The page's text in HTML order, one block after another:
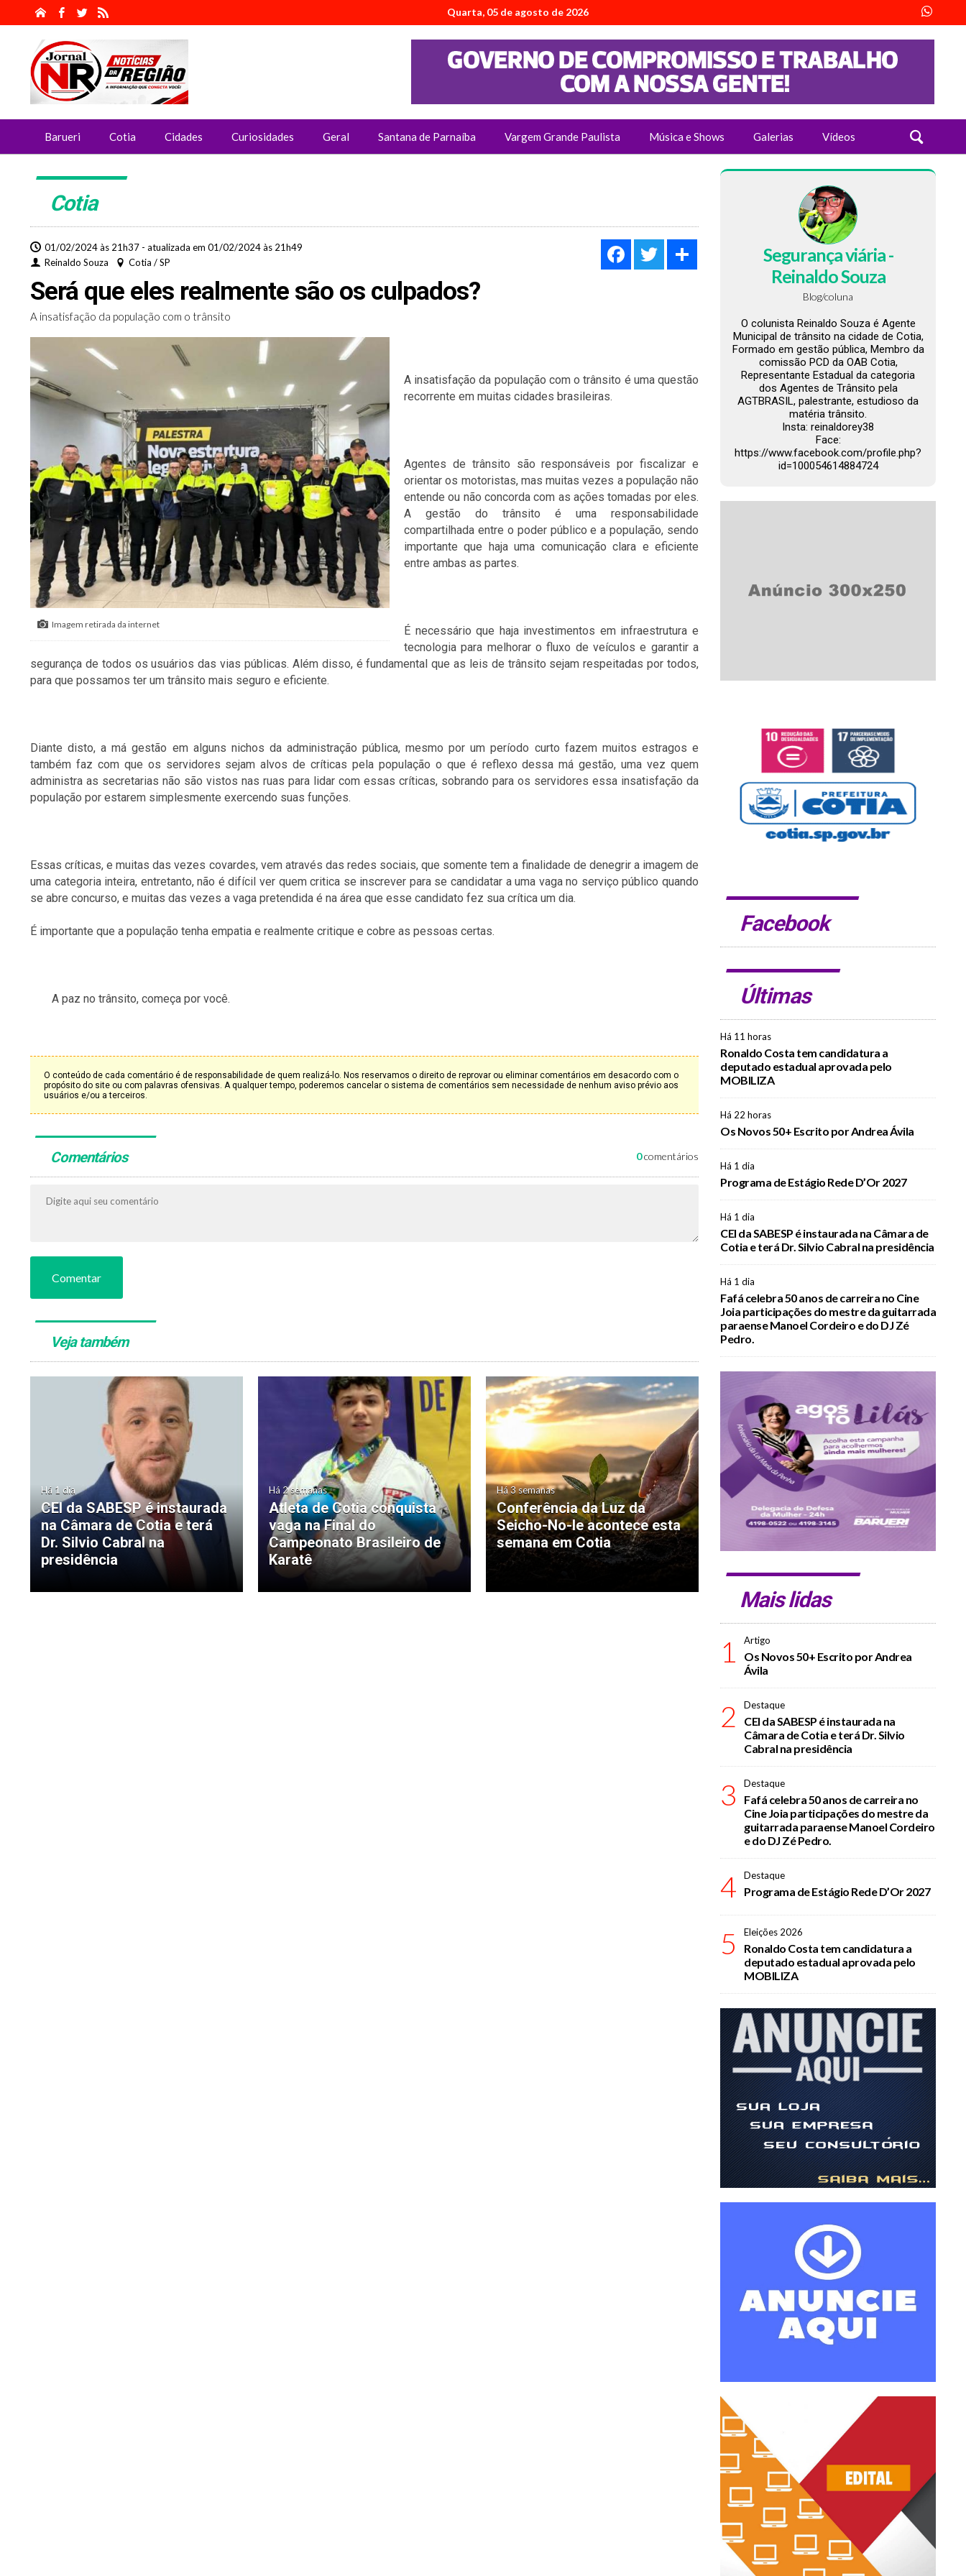
Quarta, 05 de agosto de 2026
Barueri Cotia Cidades Curiosidades Geral Santana de Parnaíba Vargem Grande Paulista Música e Shows Galerias Vídeos
Cotia
01/02/2024 às 21h37 - atualizada em 01/02/2024 às 21h49
Reinaldo Souza
Cotia / SP
FacebookTwitter
Será que eles realmente são os culpados?
A insatisfação da população com o trânsito
Imagem retirada da internet
A insatisfação da população com o trânsito é uma questão
recorrente em muitas cidades brasileiras.
Agentes de trânsito são responsáveis por fiscalizar e
orientar os motoristas, mas muitas vezes a população não
entende ou não concorda com as ações tomadas por eles.
A gestão do trânsito é uma responsabilidade
compartilhada entre o poder público e a população, sendo
importante que haja uma comunicação clara e eficiente
entre ambas as partes.
É necessário que haja investimentos em infraestrutura e
tecnologia para melhorar o fluxo de veículos e garantir a
segurança de todos os usuários das vias públicas. Além disso, é fundamental que as leis de trânsito sejam respeitadas por todos,
para que possamos ter um trânsito mais seguro e eficiente.
Diante disto, a má gestão em alguns nichos da administração pública, mesmo por um período curto fazem muitos estragos e
também faz com que os servidores sejam alvos de críticas pela população o que é reflexo dessa má gestão, uma vez quem
administra as secretarias não são vistos nas ruas para lidar com essas críticas, sobrando para os servidores essa insatisfação da
população por estarem simplesmente exercendo suas funções.
Essas críticas, e muitas das vezes covardes, vem através das redes sociais, que somente tem a finalidade de denegrir a imagem de
uma categoria inteira, entretanto, não é difícil ver quem critica se inscrever para se candidatar a uma vaga no serviço público quando
se abre concurso, e muitas das vezes a vaga pretendida é na área que esse candidato fez sua crítica um dia.
É importante que a população tenha empatia e realmente critique e cobre as pessoas certas.
A paz no trânsito, começa por você.
O conteúdo de cada comentário é de responsabilidade de quem realizá-lo. Nos reservamos o direito de reprovar ou eliminar comentários em desacordo com o
propósito do site ou com palavras ofensivas. A qualquer tempo, poderemos cancelar o sistema de comentários sem necessidade de nenhum aviso prévio aos
usuários e/ou a terceiros.
Comentários 0comentários
Comentar
Veja também
Há 1 dia
CEI da SABESP é instaurada
na Câmara de Cotia e terá
Dr. Silvio Cabral na
presidência
Há 2 semanas
Atleta de Cotia conquista
vaga na Final do
Campeonato Brasileiro de
Karatê
Há 3 semanas
Conferência da Luz da
Seicho-No-Ie acontece esta
semana em Cotia
Segurança viária -
Reinaldo Souza
Blog/coluna
O colunista Reinaldo Souza é Agente
Municipal de trânsito na cidade de Cotia,
Formado em gestão pública, Membro da
comissão PCD da OAB Cotia,
Representante Estadual da categoria
dos Agentes de Trânsito pela
AGTBRASIL, palestrante, estudioso da
matéria trânsito.
Insta: reinaldorey38
Face:
https://www.facebook.com/profile.php?
id=100054614884724
Facebook
Últimas
Há 11 horas
Ronaldo Costa tem candidatura a
deputado estadual aprovada pelo
MOBILIZA
Há 22 horas
Os Novos 50+ Escrito por Andrea Ávila
Há 1 dia
Programa de Estágio Rede D’Or 2027
Há 1 dia
CEI da SABESP é instaurada na Câmara de
Cotia e terá Dr. Silvio Cabral na presidência
Há 1 dia
Fafá celebra 50 anos de carreira no Cine
Joia participações do mestre da guitarrada
paraense Manoel Cordeiro e do DJ Zé
Pedro.
Mais lidas
1 Artigo
Os Novos 50+ Escrito por Andrea
Ávila
2 Destaque
CEI da SABESP é instaurada na
Câmara de Cotia e terá Dr. Silvio
Cabral na presidência
3 Destaque
Fafá celebra 50 anos de carreira no
Cine Joia participações do mestre da
guitarrada paraense Manoel Cordeiro
e do DJ Zé Pedro.
4 Destaque
Programa de Estágio Rede D’Or 2027
5 Eleições 2026
Ronaldo Costa tem candidatura a
deputado estadual aprovada pelo
MOBILIZA